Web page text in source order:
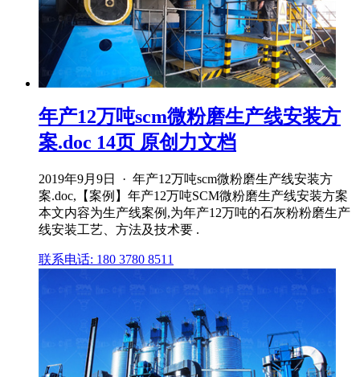
年产12万吨scm微粉磨生产线安装方
案.doc 14页 原创力文档
2019年9月9日 · 年产12万吨scm微粉磨生产线安装方
案.doc,【案例】年产12万吨SCM微粉磨生产线安装方案
本文内容为生产线案例,为年产12万吨的石灰粉粉磨生产
线安装工艺、方法及技术要 .
联系电话: 180 3780 8511